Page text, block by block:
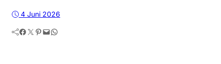
4 Juni 2026
Facebook Twitter Pinterest Mail WhatsApp